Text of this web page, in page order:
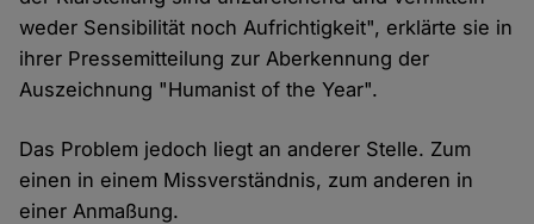
weder Sensibilität noch Aufrichtigkeit", erklärte sie in
ihrer Pressemitteilung zur Aberkennung der
Auszeichnung "Humanist of the Year".
Das Problem jedoch liegt an anderer Stelle. Zum
einen in einem Missverständnis, zum anderen in
einer Anmaßung.